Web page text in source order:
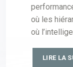
où les
où
LIRE LA